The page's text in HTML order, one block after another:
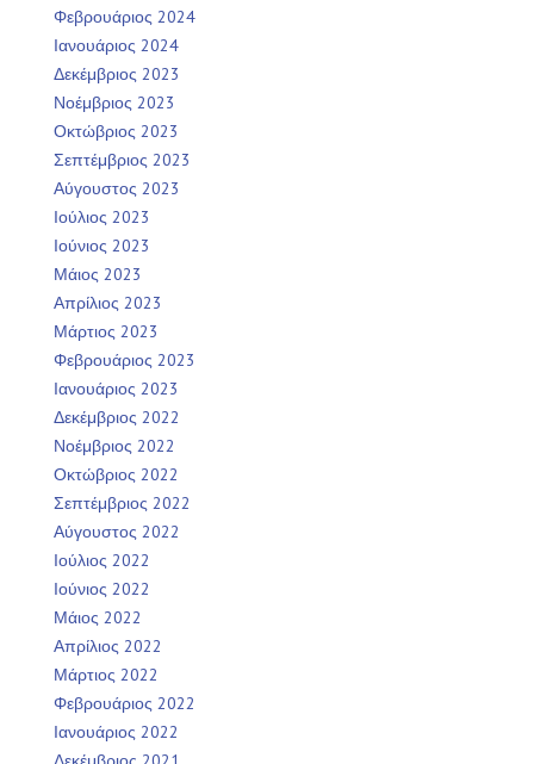
Φεβρουάριος 2024
Ιανουάριος 2024
Δεκέμβριος 2023
Νοέμβριος 2023
Οκτώβριος 2023
Σεπτέμβριος 2023
Αύγουστος 2023
Ιούλιος 2023
Ιούνιος 2023
Μάιος 2023
Απρίλιος 2023
Μάρτιος 2023
Φεβρουάριος 2023
Ιανουάριος 2023
Δεκέμβριος 2022
Νοέμβριος 2022
Οκτώβριος 2022
Σεπτέμβριος 2022
Αύγουστος 2022
Ιούλιος 2022
Ιούνιος 2022
Μάιος 2022
Απρίλιος 2022
Μάρτιος 2022
Φεβρουάριος 2022
Ιανουάριος 2022